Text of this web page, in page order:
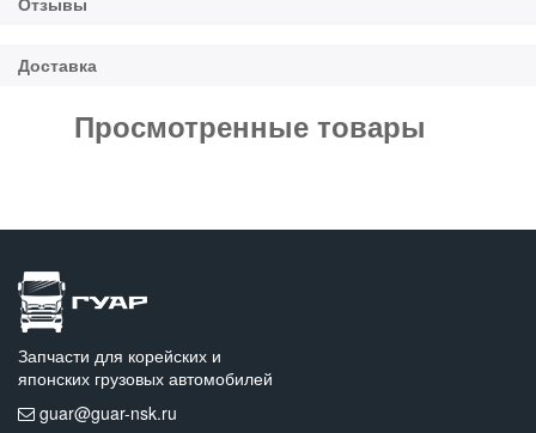
Просмотренные товары
Запчасти для корейских и
японских грузовых автомобилей
guar@guar-nsk.ru